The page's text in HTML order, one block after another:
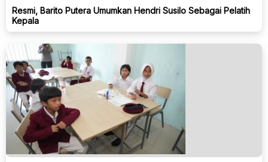
Resmi, Barito Putera Umumkan Hendri Susilo Sebagai Pelatih
Kepala